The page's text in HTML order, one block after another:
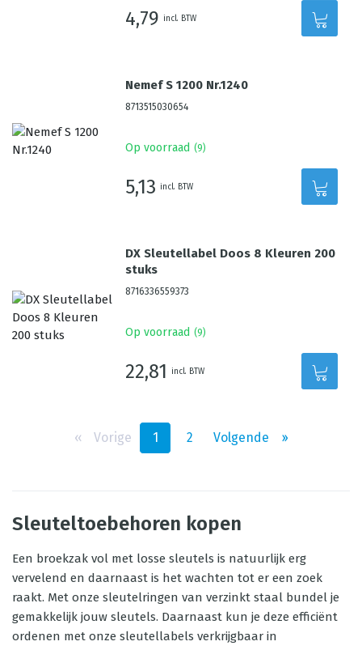
4,79 incl. BTW
Nemef S 1200 Nr.1240
8713515030654
Op voorraad (9)
5,13 incl. BTW
DX Sleutellabel Doos 8 Kleuren 200
stuks
8716336559373
Op voorraad (9)
22,81 incl. BTW
‹‹ Vorige 1 2 Volgende ››
Sleuteltoebehoren kopen
Een broekzak vol met losse sleutels is natuurlijk erg
vervelend en daarnaast is het wachten tot er een zoek
raakt. Met onze sleutelringen van verzinkt staal bundel je
gemakkelijk jouw sleutels. Daarnaast kun je deze efficiënt
ordenen met onze sleutellabels verkrijgbaar in